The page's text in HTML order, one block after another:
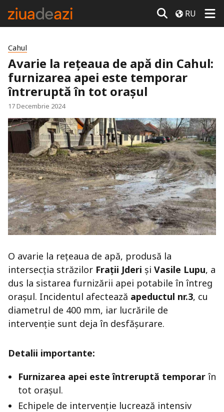
RU
Cahul
Avarie la rețeaua de apă din Cahul:
furnizarea apei este temporar
întreruptă în tot orașul
17 Decembrie 2024
O avarie la rețeaua de apă, produsă la
intersecția străzilor Frații Jderi și Vasile Lupu, a
dus la sistarea furnizării apei potabile în întreg
orașul. Incidentul afectează apeductul nr.3, cu
diametrul de 400 mm, iar lucrările de
intervenție sunt deja în desfășurare.
Detalii importante:
Furnizarea apei este întreruptă temporar în
tot orașul.
Echipele de intervenție lucrează intensiv